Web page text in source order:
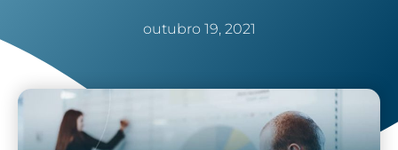
outubro 19, 2021